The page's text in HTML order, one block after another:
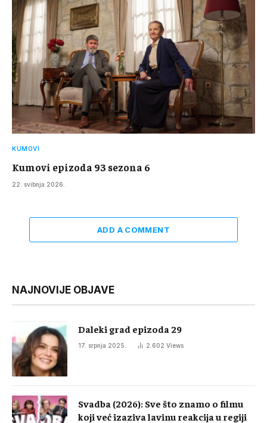
KUMOVI
Kumovi epizoda 93 sezona 6
22. svibnja 2026.
ADD A COMMENT
NAJNOVIJE OBJAVE
Daleki grad epizoda 29
17. srpnja 2025. 2.602 Views
Svadba (2026): Sve što znamo o filmu
koji već izaziva lavinu reakcija u regiji